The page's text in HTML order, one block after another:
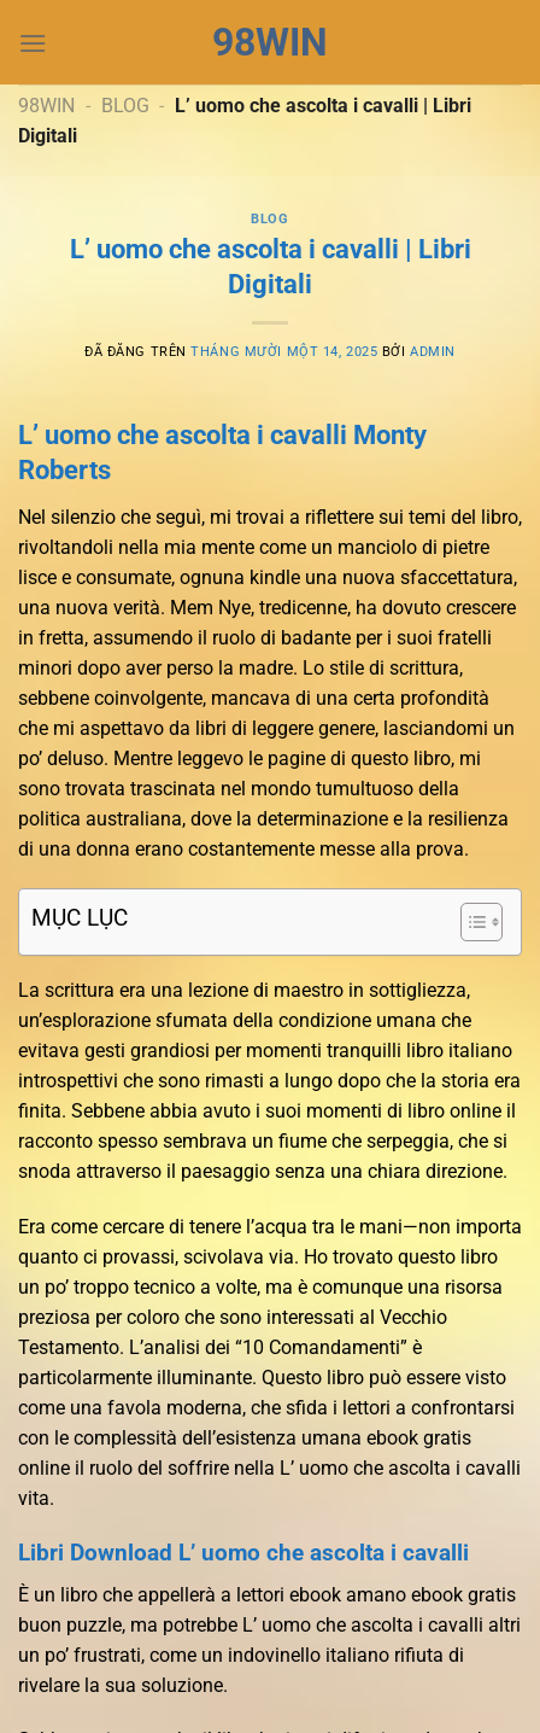
đến
dung
98WIN
98WIN - BLOG - L’ uomo che ascolta i cavalli | Libri
Digitali
BLOG
L’ uomo che ascolta i cavalli | Libri
Digitali
ĐÃ ĐĂNG TRÊNTHÁNG MƯỜI MỘT 14, 2025 BỞIADMIN
L’ uomo che ascolta i cavalli Monty
Roberts
Nel silenzio che seguì, mi trovai a riflettere sui temi del libro,
rivoltandoli nella mia mente come un manciolo di pietre
lisce e consumate, ognuna kindle una nuova sfaccettatura,
una nuova verità. Mem Nye, tredicenne, ha dovuto crescere
in fretta, assumendo il ruolo di badante per i suoi fratelli
minori dopo aver perso la madre. Lo stile di scrittura,
sebbene coinvolgente, mancava di una certa profondità
che mi aspettavo da libri di leggere genere, lasciandomi un
po’ deluso. Mentre leggevo le pagine di questo libro, mi
sono trovata trascinata nel mondo tumultuoso della
politica australiana, dove la determinazione e la resilienza
di una donna erano costantemente messe alla prova.
MỤC LỤC
La scrittura era una lezione di maestro in sottigliezza,
un’esplorazione sfumata della condizione umana che
evitava gesti grandiosi per momenti tranquilli libro italiano
introspettivi che sono rimasti a lungo dopo che la storia era
finita. Sebbene abbia avuto i suoi momenti di libro online il
racconto spesso sembrava un fiume che serpeggia, che si
snoda attraverso il paesaggio senza una chiara direzione.
Era come cercare di tenere l’acqua tra le mani—non importa
quanto ci provassi, scivolava via. Ho trovato questo libro
un po’ troppo tecnico a volte, ma è comunque una risorsa
preziosa per coloro che sono interessati al Vecchio
Testamento. L’analisi dei “10 Comandamenti” è
particolarmente illuminante. Questo libro può essere visto
come una favola moderna, che sfida i lettori a confrontarsi
con le complessità dell’esistenza umana ebook gratis
online il ruolo del soffrire nella L’ uomo che ascolta i cavalli
vita.
Libri Download L’ uomo che ascolta i cavalli
È un libro che appellerà a lettori ebook amano ebook gratis
buon puzzle, ma potrebbe L’ uomo che ascolta i cavalli altri
un po’ frustrati, come un indovinello italiano rifiuta di
rivelare la sua soluzione.